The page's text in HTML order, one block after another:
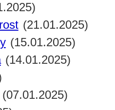
(21.01.2025)
(15.01.2025)
(14.01.2025)
(07.01.2025)